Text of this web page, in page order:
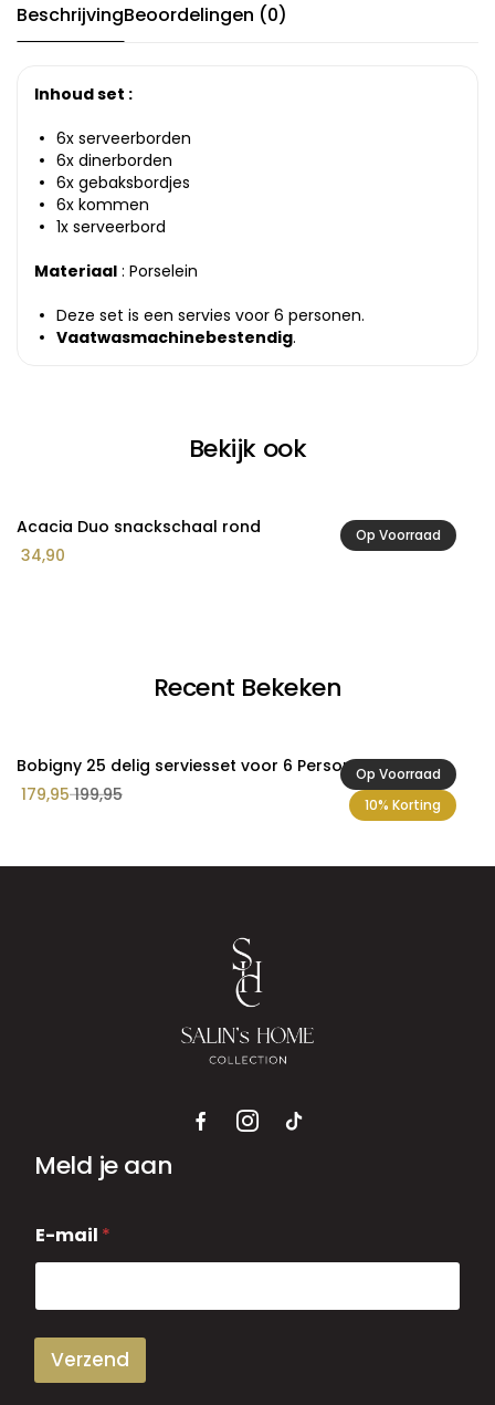
BeschrijvingBeoordelingen (0)
Inhoud set :
6x serveerborden
6x dinerborden
6x gebaksbordjes
6x kommen
1x serveerbord
Materiaal : Porselein
Deze set is een servies voor 6 personen.
Vaatwasmachinebestendig.
Bekijk ook
Op Voorraad
Acacia Duo snackschaal rond
34,90
Recent Bekeken
Op Voorraad
10% Korting
Bobigny 25 delig serviesset voor 6 Personen
179,95199,95
Meld je aan
-
m
i
E-mail *
Verzend